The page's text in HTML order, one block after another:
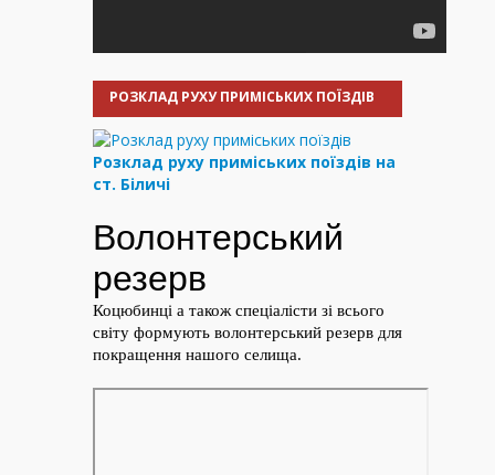
РОЗКЛАД РУХУ ПРИМІСЬКИХ ПОЇЗДІВ
Розклад руху приміських поїздів на
ст. Біличі